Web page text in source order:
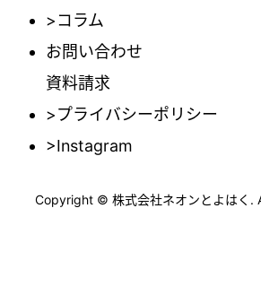
>コラム
お問い合わせ
資料請求
>プライバシーポリシー
>Instagram
Copyright © 株式会社ネオンとよはく.